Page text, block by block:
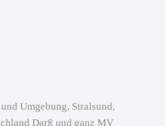
Umgebung, Stralsund,
Darß und ganz MV